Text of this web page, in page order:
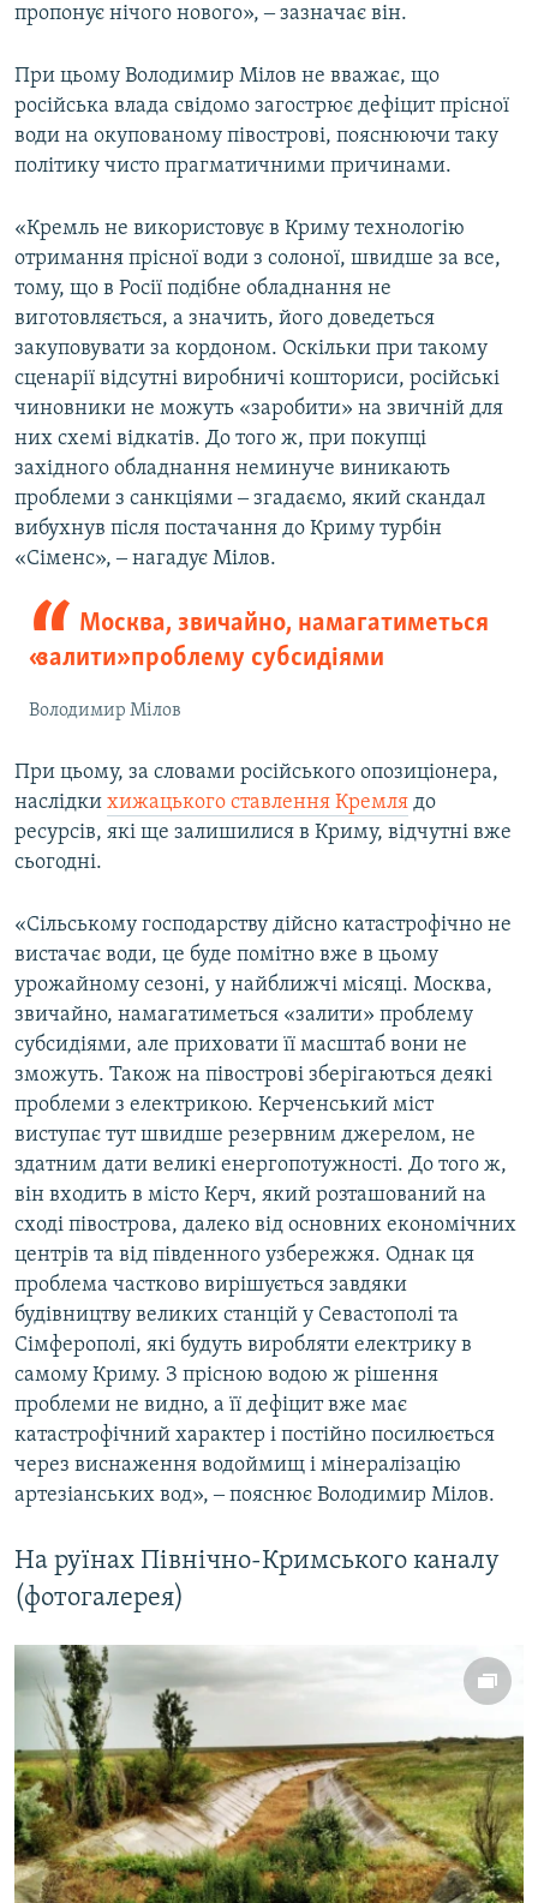
пропонує нічого нового», ‒ зазначає він.
При цьому Володимир Мілов не вважає, що
російська влада свідомо загострює дефіцит прісної
води на окупованому півострові, пояснюючи таку
політику чисто прагматичними причинами.
«Кремль не використовує в Криму технологію
отримання прісної води з солоної, швидше за все,
тому, що в Росії подібне обладнання не
виготовляється, а значить, його доведеться
закуповувати за кордоном. Оскільки при такому
сценарії відсутні виробничі кошториси, російські
чиновники не можуть «заробити» на звичній для
них схемі відкатів. До того ж, при покупці
західного обладнання неминуче виникають
проблеми з санкціями ‒ згадаємо, який скандал
вибухнув після постачання до Криму турбін
«Сіменс», ‒ нагадує Мілов.
Москва, звичайно, намагатиметься
«залити» проблему субсидіями
Володимир Мілов
При цьому, за словами російського опозиціонера,
наслідки хижацького ставлення Кремля до
ресурсів, які ще залишилися в Криму, відчутні вже
сьогодні.
«Сільському господарству дійсно катастрофічно не
вистачає води, це буде помітно вже в цьому
урожайному сезоні, у найближчі місяці. Москва,
звичайно, намагатиметься «залити» проблему
субсидіями, але приховати її масштаб вони не
зможуть. Також на півострові зберігаються деякі
проблеми з електрикою. Керченський міст
виступає тут швидше резервним джерелом, не
здатним дати великі енергопотужності. До того ж,
він входить в місто Керч, який розташований на
сході півострова, далеко від основних економічних
центрів та від південного узбережжя. Однак ця
проблема частково вирішується завдяки
будівництву великих станцій у Севастополі та
Сімферополі, які будуть виробляти електрику в
самому Криму. З прісною водою ж рішення
проблеми не видно, а її дефіцит вже має
катастрофічний характер і постійно посилюється
через виснаження водоймищ і мінералізацію
артезіанських вод», ‒ пояснює Володимир Мілов.
На руїнах Північно-Кримського каналу
(фотогалерея)